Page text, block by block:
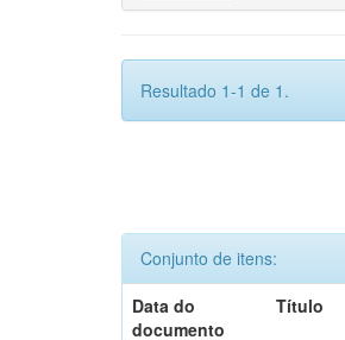
Resultado 1-1 de 1.
Conjunto de itens:
Data do
documento
Título